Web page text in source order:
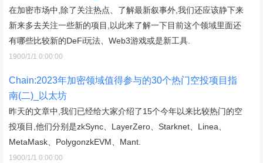
在加密市场中,除了关注热点、了解最新叙事外,我们还应该静下来
新来多去关注一些新的项目,以此来了解一下目前这个领域里面还
有哪些比较新的DeFi玩法、Web3游戏或是新工具.
1900/1/1 0:00:00
Chain:2023年加密领域值得参与的30个热门空投项目指
南(二)_以太坊
昨天的文章中,我们已经给大家介绍了15个今年以来比较热门的空
投项目,他们分别是zkSync、LayerZero、Starknet、Linea、
MetaMask、PolygonzkEVM、Mant.
1900/1/1 0:00:00